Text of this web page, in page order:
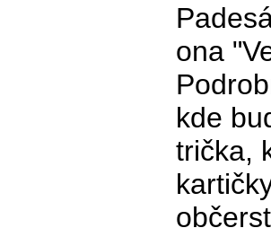
ona
kde
trička,